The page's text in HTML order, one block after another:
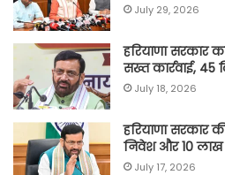
July 29, 2026
हरियाणा सरकार
सख्त कार्रवाई,
July 18, 2026
हरियाणा सरकार
निवेश और 10 लाख
July 17, 2026